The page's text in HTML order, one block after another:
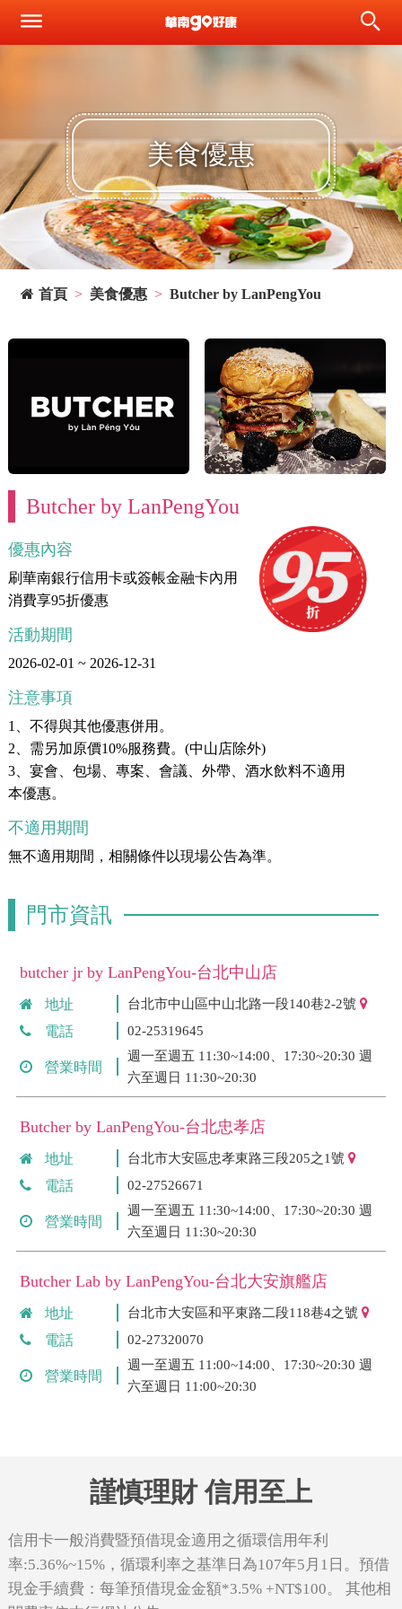
美食優惠
首頁 美食優惠 Butcher by LanPengYou
Butcher by LanPengYou
優惠內容
刷華南銀行信用卡或簽帳金融卡內用
消費享95折優惠
活動期間
2026-02-01 ~ 2026-12-31
注意事項
1、不得與其他優惠併用。
2、需另加原價10%服務費。(中山店除外)
3、宴會、包場、專案、會議、外帶、酒水飲料不適用
本優惠。
不適用期間
無不適用期間，相關條件以現場公告為準。
門市資訊
butcher jr by LanPengYou-台北中山店
地址 台北市中山區中山北路一段140巷2-2號
電話 02-25319645
營業時間
週一至週五 11:30~14:00、17:30~20:30 週
六至週日 11:30~20:30
Butcher by LanPengYou-台北忠孝店
地址 台北市大安區忠孝東路三段205之1號
電話 02-27526671
營業時間
週一至週五 11:30~14:00、17:30~20:30 週
六至週日 11:30~20:30
Butcher Lab by LanPengYou-台北大安旗艦店
地址 台北市大安區和平東路二段118巷4之號
電話 02-27320070
營業時間
週一至週五 11:00~14:00、17:30~20:30 週
六至週日 11:00~20:30
謹慎理財 信用至上
信用卡一般消費暨預借現金適用之循環信用年利
率:5.36%~15%，循環利率之基準日為107年5月1日。預借
現金手續費：每筆預借現金金額*3.5% +NT$100。 其他相